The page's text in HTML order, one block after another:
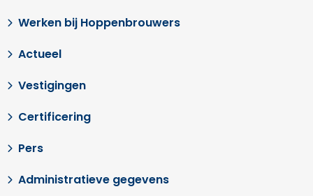
Werken bij Hoppenbrouwers
Actueel
Vestigingen
Certificering
Pers
Administratieve gegevens